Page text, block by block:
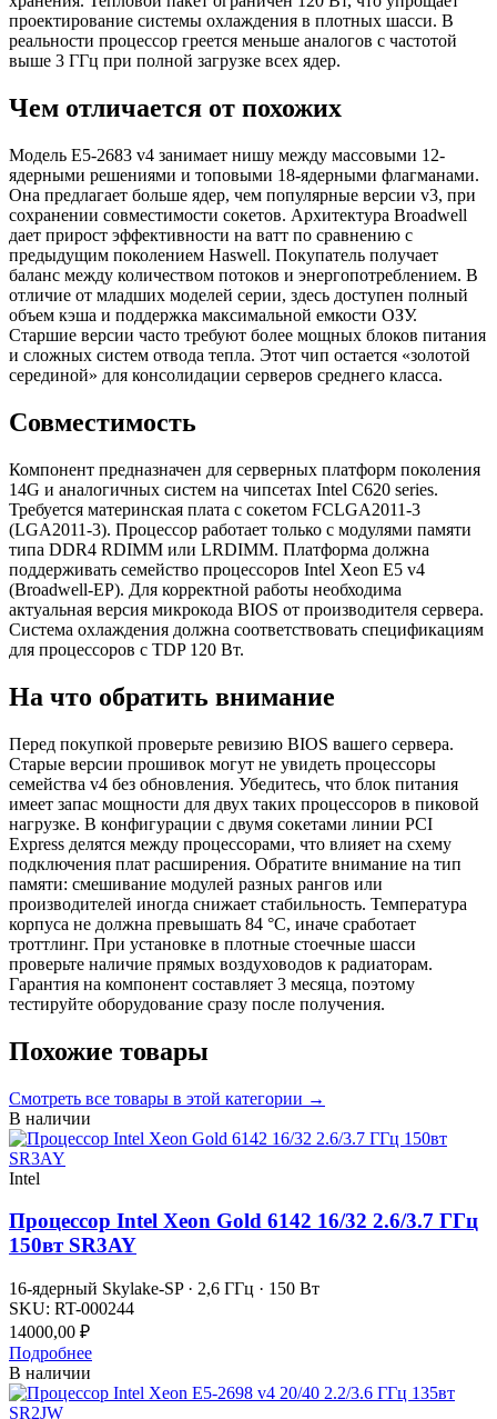
проектирование системы охлаждения в плотных шасси. В
реальности процессор греется меньше аналогов с частотой
выше 3 ГГц при полной загрузке всех ядер.
Чем отличается от похожих
Модель E5-2683 v4 занимает нишу между массовыми 12-
ядерными решениями и топовыми 18-ядерными флагманами.
Она предлагает больше ядер, чем популярные версии v3, при
сохранении совместимости сокетов. Архитектура Broadwell
дает прирост эффективности на ватт по сравнению с
предыдущим поколением Haswell. Покупатель получает
баланс между количеством потоков и энергопотреблением. В
отличие от младших моделей серии, здесь доступен полный
объем кэша и поддержка максимальной емкости ОЗУ.
Старшие версии часто требуют более мощных блоков питания
и сложных систем отвода тепла. Этот чип остается «золотой
серединой» для консолидации серверов среднего класса.
Совместимость
Компонент предназначен для серверных платформ поколения
14G и аналогичных систем на чипсетах Intel C620 series.
Требуется материнская плата с сокетом FCLGA2011-3
(LGA2011-3). Процессор работает только с модулями памяти
типа DDR4 RDIMM или LRDIMM. Платформа должна
поддерживать семейство процессоров Intel Xeon E5 v4
(Broadwell-EP). Для корректной работы необходима
актуальная версия микрокода BIOS от производителя сервера.
Система охлаждения должна соответствовать спецификациям
для процессоров с TDP 120 Вт.
На что обратить внимание
Перед покупкой проверьте ревизию BIOS вашего сервера.
Старые версии прошивок могут не увидеть процессоры
семейства v4 без обновления. Убедитесь, что блок питания
имеет запас мощности для двух таких процессоров в пиковой
нагрузке. В конфигурации с двумя сокетами линии PCI
Express делятся между процессорами, что влияет на схему
подключения плат расширения. Обратите внимание на тип
памяти: смешивание модулей разных рангов или
производителей иногда снижает стабильность. Температура
корпуса не должна превышать 84 °C, иначе сработает
троттлинг. При установке в плотные стоечные шасси
проверьте наличие прямых воздуховодов к радиаторам.
Гарантия на компонент составляет 3 месяца, поэтому
тестируйте оборудование сразу после получения.
Похожие товары
Смотреть все товары в этой категории →
В наличии
Intel
Процессор Intel Xeon Gold 6142 16/32 2.6/3.7 ГГц
150вт SR3AY
16-ядерный Skylake-SP · 2,6 ГГц · 150 Вт
SKU: RT-000244
14000,00 ₽
Подробнее
В наличии